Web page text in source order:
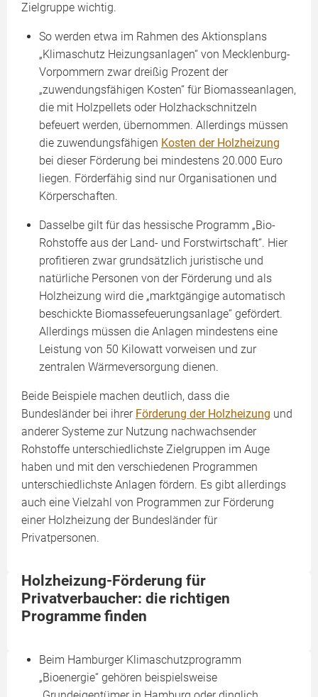
Zielgruppe wichtig.
So werden etwa im Rahmen des Aktionsplans
„Klimaschutz Heizungsanlagen“ von Mecklenburg-
Vorpommern zwar dreißig Prozent der
„zuwendungsfähigen Kosten“ für Biomasseanlagen,
die mit Holzpellets oder Holzhackschnitzeln
befeuert werden, übernommen. Allerdings müssen
die zuwendungsfähigen Kosten der Holzheizung
bei dieser Förderung bei mindestens 20.000 Euro
liegen. Förderfähig sind nur Organisationen und
Körperschaften.
Dasselbe gilt für das hessische Programm „Bio-
Rohstoffe aus der Land- und Forstwirtschaft“. Hier
profitieren zwar grundsätzlich juristische und
natürliche Personen von der Förderung und als
Holzheizung wird die „marktgängige automatisch
beschickte Biomassefeuerungsanlage“ gefördert.
Allerdings müssen die Anlagen mindestens eine
Leistung von 50 Kilowatt vorweisen und zur
zentralen Wärmeversorgung dienen.
Beide Beispiele machen deutlich, dass die
Bundesländer bei ihrer Förderung der Holzheizung und
anderer Systeme zur Nutzung nachwachsender
Rohstoffe unterschiedlichste Zielgruppen im Auge
haben und mit den verschiedenen Programmen
unterschiedlichste Anlagen fördern. Es gibt allerdings
auch eine Vielzahl von Programmen zur Förderung
einer Holzheizung der Bundesländer für
Privatpersonen.
Holzheizung-Förderung für
Privatverbaucher: die richtigen
Programme finden
Beim Hamburger Klimaschutzprogramm
„Bioenergie“ gehören beispielsweise